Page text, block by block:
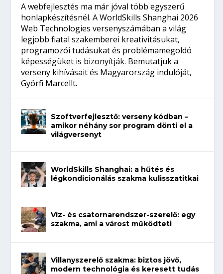
A webfejlesztés ma már jóval több egyszerű
honlapkészítésnél. A WorldSkills Shanghai 2026
Web Technologies versenyszámában a világ
legjobb fiatal szakemberei kreativitásukat,
programozói tudásukat és problémamegoldó
képességüket is bizonyítják. Bemutatjuk a
verseny kihívásait és Magyarország indulóját,
Györfi Marcellt.
Szoftverfejlesztő: verseny kódban –
amikor néhány sor program dönti el a
világversenyt
WorldSkills Shanghai: a hűtés és
légkondicionálás szakma kulisszatitkai
Víz- és csatornarendszer-szerelő: egy
szakma, ami a várost működteti
Villanyszerelő szakma: biztos jövő,
modern technológia és keresett tudás